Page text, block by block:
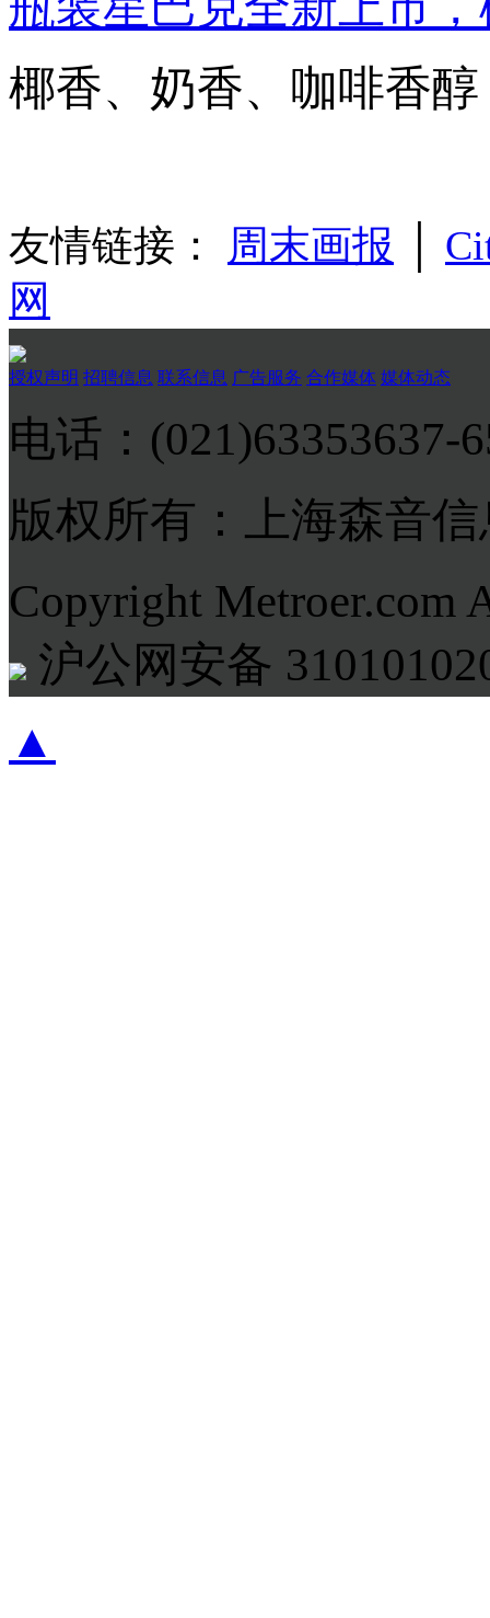
椰香、奶香、咖啡香
友情链接： 周末画报
网
授权声明 招聘信息 联系信息 广告服务 合作媒体 媒体动态
电话：(021)63353637-
版权所有：上海森音
Copyright Metroer.com
沪公网安备
▲